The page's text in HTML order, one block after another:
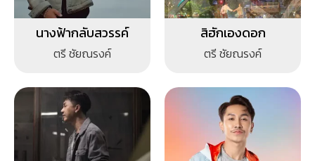
นางฟ้ากลับสวรรค์
ตรี ชัยณรงค์
สิฮักเองดอก
ตรี ชัยณรงค์